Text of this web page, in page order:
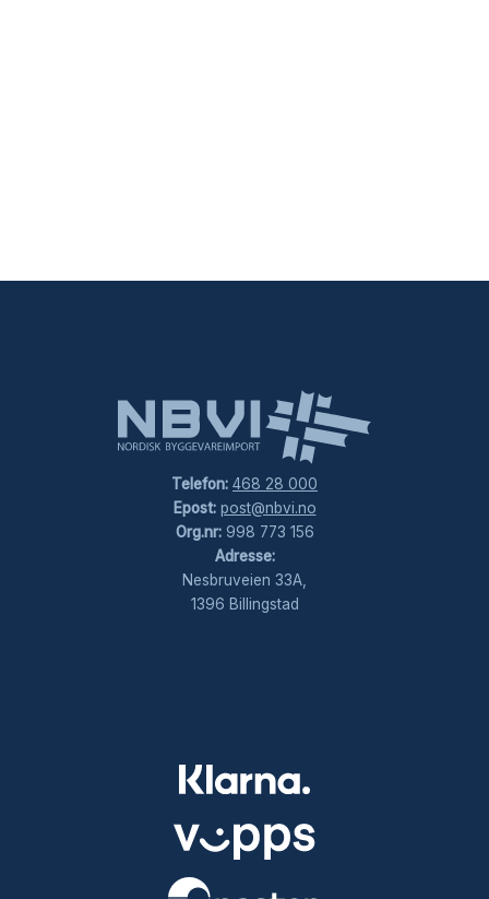
Telefon: 468 28 000
Epost: post@nbvi.no
Org.nr:998 773 156
Adresse:
Nesbruveien 33A,
1396 Billingstad